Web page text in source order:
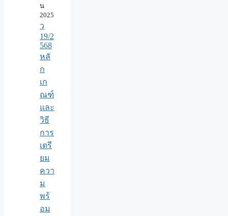
น
2025
ว
19/2
568
หลั
ก
เก
ณฑ์
และ
วิธี
การ
เตรี
ยม
ควา
ม
พร้
อม